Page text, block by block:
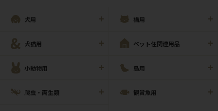
犬用 猫用
犬猫用 ペット住関連用品
小動物用 鳥用
爬虫・両生類 観賞魚用